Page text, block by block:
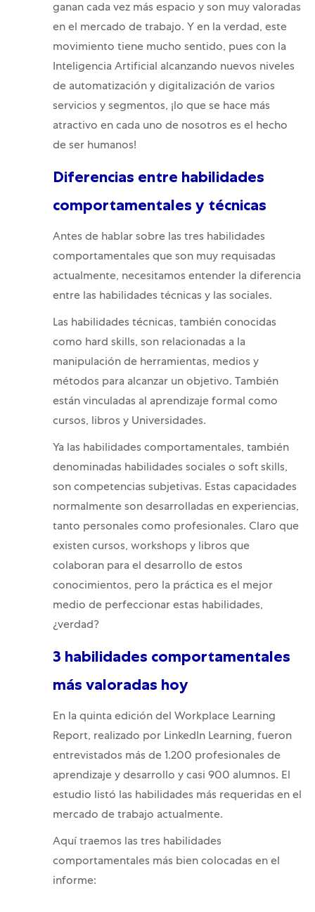
ganan cada vez más espacio y son muy valoradas
en el mercado de trabajo. Y en la verdad, este
movimiento tiene mucho sentido, pues con la
Inteligencia Artificial alcanzando nuevos niveles
de automatización y digitalización de varios
servicios y segmentos, ¡lo que se hace más
atractivo en cada uno de nosotros es el hecho
de ser humanos!
Diferencias entre habilidades
comportamentales y técnicas
Antes de hablar sobre las tres habilidades
comportamentales que son muy requisadas
actualmente, necesitamos entender la diferencia
entre las habilidades técnicas y las sociales.
Las habilidades técnicas, también conocidas
como hard skills, son relacionadas a la
manipulación de herramientas, medios y
métodos para alcanzar un objetivo. También
están vinculadas al aprendizaje formal como
cursos, libros y Universidades.
Ya las habilidades comportamentales, también
denominadas habilidades sociales o soft skills,
son competencias subjetivas. Estas capacidades
normalmente son desarrolladas en experiencias,
tanto personales como profesionales. Claro que
existen cursos, workshops y libros que
colaboran para el desarrollo de estos
conocimientos, pero la práctica es el mejor
medio de perfeccionar estas habilidades,
¿verdad?
3 habilidades comportamentales
más valoradas hoy
En la quinta edición del Workplace Learning
Report, realizado por LinkedIn Learning, fueron
entrevistados más de 1.200 profesionales de
aprendizaje y desarrollo y casi 900 alumnos. El
estudio listó las habilidades más requeridas en el
mercado de trabajo actualmente.
Aquí traemos las tres habilidades
comportamentales más bien colocadas en el
informe: